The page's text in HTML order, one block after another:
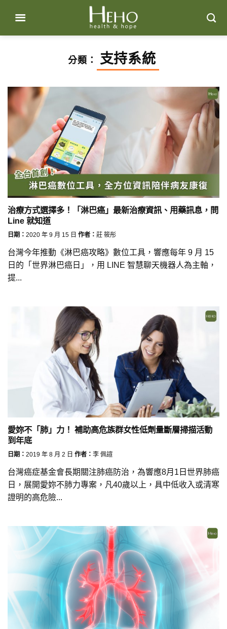
content
分類： 支持系統
治療方式選擇多！「淋巴癌」最新治療資訊、用藥訊息，問
Line 就知道
日期： 2020 年 9 月 15 日 作者： 莊 筱彤
台灣今年推動《淋巴癌攻略》數位工具，響應每年 9 月 15
日的「世界淋巴癌日」，用 LINE 智慧聊天機器人為主軸，
提...
愛妳不「肺」力！ 補助高危族群女性低劑量斷層掃描活動
到年底
日期： 2019 年 8 月 2 日 作者： 李 佩諠
台灣癌症基金會長期關注肺癌防治，為響應8月1日世界肺癌
日，展開愛妳不肺力專案，凡40歲以上，具中低收入或清寒
證明的高危險...